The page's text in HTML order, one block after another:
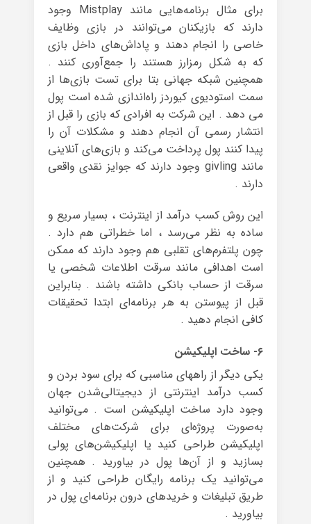
برای مثال برنامه‌هایی مانند Mistplay وجود
دارند که بازیکنان می‌توانند در بازی وظایف
خاصی را انجام دهند و پاداش‌های داخل بازی
که به شکل رمزارز هستند را جمع‌آوری کنند .
همچنین شبکه‌ جهانی بتا برای تست بازی‌ها از
سمت استودیوی کیوردز راه‌اندازی شده است پول
می دهد . این شرکت به افرادی که بازی را قبل از
انتشار رسمی آن انجام دهند و مشکلات آن را
پیدا کنند پول پرداخت می‌کند و بازی‌های آنلاینی
مانند givling وجود دارند که جوایز نقدی واقعی
دارند .
این روش کسب درآمد از اینترنت ، بسیار سریع و
ساده به نظر می‌رسد ، اما خطراتی هم دارد .
چون پلتفرم‌های تقلبی هم وجود دارند که ممکن
است اهدافی مانند سرقت اطلاعات شخصی یا
سرقت از حساب بانکی داشته باشند . بنابراین
قبل از پیوستن به هر برنامه‌ای ابتدا تحقیقات
کافی انجام دهید .
۶- ساخت اپلیکیشن
یکی دیگر از راههای مناسبی که برای سود بردن و
کسب درآمد اینترنتی از دیجیتالی‌شدن جهان
وجود دارد ساخت اپلیکیشن است . می‌توانید
به‌صورت پروژه‌ای برای شرکت‌های مختلف
اپلیکیشن طراحی کنید یا اپلیکیشن‌های پولی
بسازید و از آن‌ها پول در بیاورید . همچنین
می‌توانید یک برنامه‌ رایگان طراحی کنید و از
طریق تبلیغات و خریدهای درون برنامه‌ای پول در
بیاورید .